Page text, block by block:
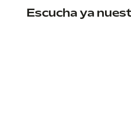
Escucha ya